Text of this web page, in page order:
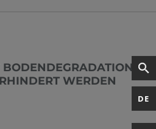
DE
WERDEN